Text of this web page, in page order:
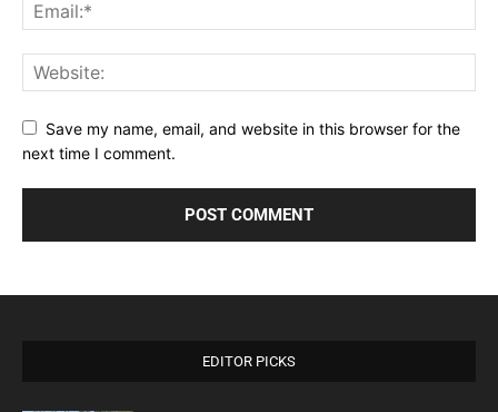
Save my name, email, and website in this browser for the
next time I comment.
EDITOR PICKS